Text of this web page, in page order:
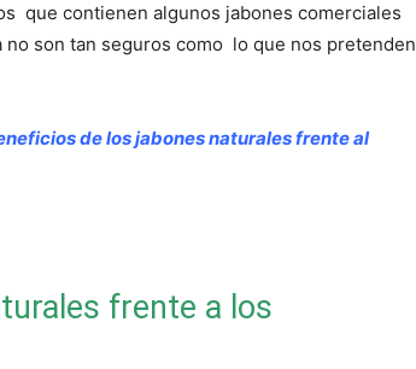
que contienen algunos jabones comerciales
son tan seguros como lo que nos pretenden
de los jabones naturales frente al
frente a los